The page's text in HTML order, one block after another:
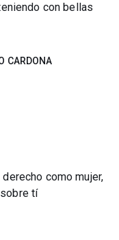
con bellas
CARDONA
como mujer,
tí